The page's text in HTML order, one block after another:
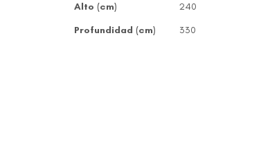
Alto (cm)
240
Profundidad (cm)
330